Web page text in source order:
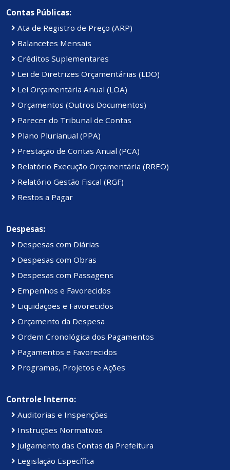
Contas Públicas:
Ata de Registro de Preço (ARP)
Balancetes Mensais
Créditos Suplementares
Lei de Diretrizes Orçamentárias (LDO)
Lei Orçamentária Anual (LOA)
Orçamentos (Outros Documentos)
Parecer do Tribunal de Contas
Plano Plurianual (PPA)
Prestação de Contas Anual (PCA)
Relatório Execução Orçamentária (RREO)
Relatório Gestão Fiscal (RGF)
Restos a Pagar
Despesas:
Despesas com Diárias
Despesas com Obras
Despesas com Passagens
Empenhos e Favorecidos
Liquidações e Favorecidos
Orçamento da Despesa
Ordem Cronológica dos Pagamentos
Pagamentos e Favorecidos
Programas, Projetos e Ações
Controle Interno:
Auditorias e Inspenções
Instruções Normativas
Julgamento das Contas da Prefeitura
Legislação Específica